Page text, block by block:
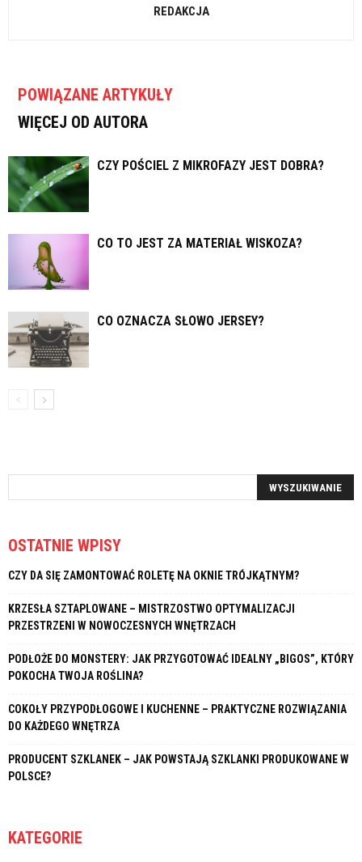
REDAKCJA
POWIĄZANE ARTYKUŁY
WIĘCEJ OD AUTORA
CZY POŚCIEL Z MIKROFAZY JEST DOBRA?
CO TO JEST ZA MATERIAŁ WISKOZA?
CO OZNACZA SŁOWO JERSEY?
OSTATNIE WPISY
CZY DA SIĘ ZAMONTOWAĆ ROLETĘ NA OKNIE TRÓJKĄTNYM?
KRZESŁA SZTAPLOWANE – MISTRZOSTWO OPTYMALIZACJI
PRZESTRZENI W NOWOCZESNYCH WNĘTRZACH
PODŁOŻE DO MONSTERY: JAK PRZYGOTOWAĆ IDEALNY „BIGOS”, KTÓRY
POKOCHA TWOJA ROŚLINA?
COKOŁY PRZYPODŁOGOWE I KUCHENNE – PRAKTYCZNE ROZWIĄZANIA
DO KAŻDEGO WNĘTRZA
PRODUCENT SZKLANEK – JAK POWSTAJĄ SZKLANKI PRODUKOWANE W
POLSCE?
KATEGORIE